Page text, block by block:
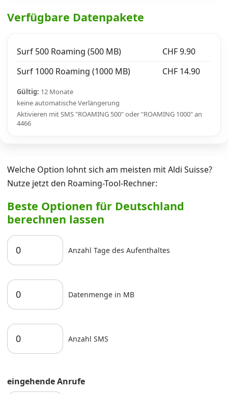
Verfügbare Datenpakete
Surf 500 Roaming (500 MB)
CHF 9.90
Surf 1000 Roaming (1000 MB)
CHF 14.90
Gültig: 12 Monate
keine automatische Verlängerung
Aktivieren mit SMS "ROAMING 500" oder "ROAMING 1000" an
4466
Welche Option lohnt sich am meisten mit Aldi Suisse?
Nutze jetzt den Roaming-Tool-Rechner:
Beste Optionen für Deutschland
berechnen lassen
Anzahl Tage des Aufenthaltes
Datenmenge in MB
Anzahl SMS
eingehende Anrufe